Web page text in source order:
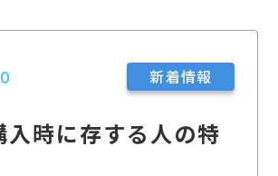
新着情報
入時に存する人の特